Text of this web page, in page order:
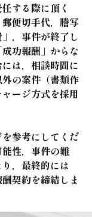
する際に頂く
便切手代，謄写
，事件が終了し
功報酬」からな
は，相談時間に
の案件（書類作
ージ方式を採用
参考にしてくだ
性，事件の難
，最終的には
契約を締結しま